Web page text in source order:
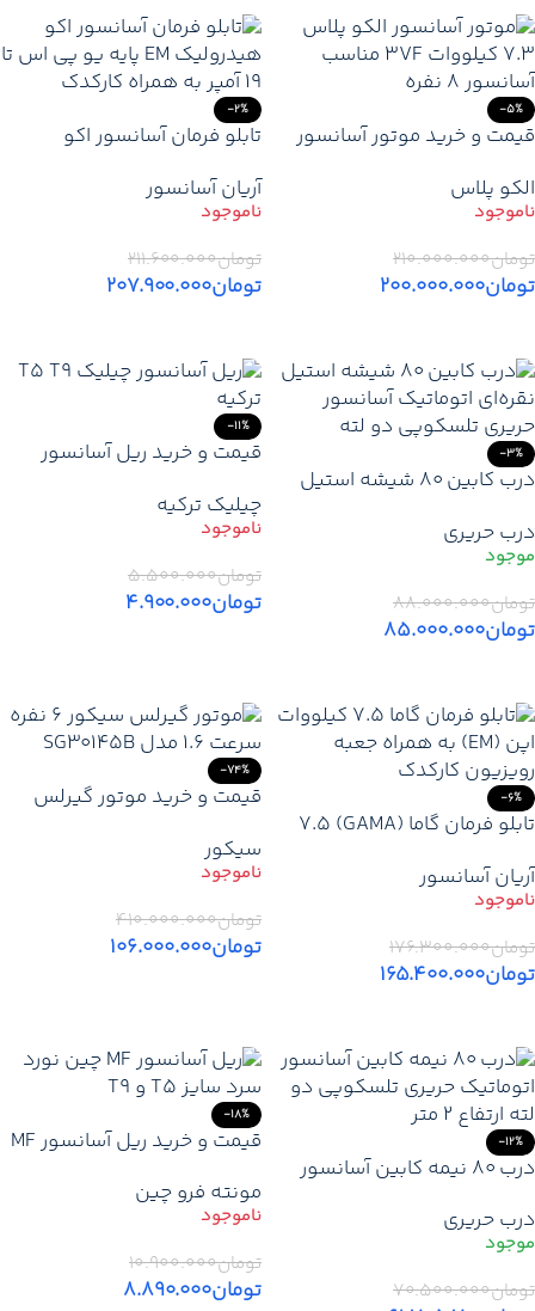
-5%
قیمت و خرید موتور آسانسور
نفره
الکو پلاس
تومان۲۱۰.۰۰۰.۰۰۰
تومان۲۰۰.۰۰۰.۰۰۰
-2%
تابلو فرمان آسانسور اکو
19 آمپر + کارکدک
آریان آسانسور
تومان۲۱۱.۶۰۰.۰۰۰
تومان۲۰۷.۹۰۰.۰۰۰
-3%
درب کابین 80 شیشه استیل
متر
درب حریری
تومان۸۸.۰۰۰.۰۰۰
تومان۸۵.۰۰۰.۰۰۰
-11%
قیمت و خرید ریل آسانسور
پشت‌بند فابریک
چیلیک ترکیه
تومان۵.۵۰۰.۰۰۰
تومان۴.۹۰۰.۰۰۰
-6%
تابلو فرمان گاما (GAMA) 7.5
قیمت و خرید
آریان آسانسور
تومان۱۷۶.۳۰۰.۰۰۰
تومان۱۶۵.۴۰۰.۰۰۰
-74%
قیمت و خرید موتور گیرلس
آسانسور SICOR ایتالیا 5.4KW
سیکور
تومان۴۱۰.۰۰۰.۰۰۰
تومان۱۰۶.۰۰۰.۰۰۰
-12%
درب 80 نیمه کابین آسانسور
لته ارتفاع 2 متر
درب حریری
تومان۷۰.۵۰۰.۰۰۰
-18%
قیمت و خرید ریل آسانسور MF
مونته فرو چین
تومان۱۰.۹۰۰.۰۰۰
تومان۸.۸۹۰.۰۰۰